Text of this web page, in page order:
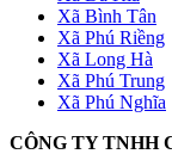
Xã Bình Tân
Xã Phú Riềng
Xã Long Hà
Xã Phú Trung
Xã Phú Nghĩa
CÔNG TY TNHH